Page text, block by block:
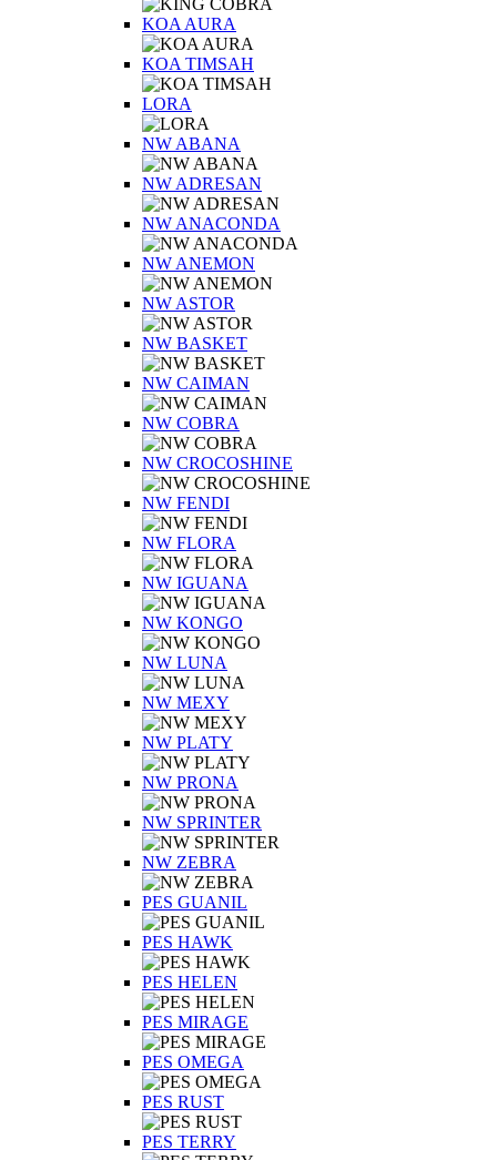
KOA AURA
KOA TIMSAH
LORA
NW ABANA
NW ADRESAN
NW ANACONDA
NW ANEMON
NW ASTOR
NW BASKET
NW CAIMAN
NW COBRA
NW CROCOSHINE
NW FENDI
NW FLORA
NW IGUANA
NW KONGO
NW LUNA
NW MEXY
NW PLATY
NW PRONA
NW SPRINTER
NW ZEBRA
PES GUANIL
PES HAWK
PES HELEN
PES MIRAGE
PES OMEGA
PES RUST
PES TERRY